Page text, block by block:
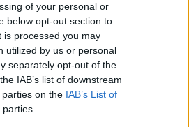
of your personal or
below opt-out section to
processed you may
utilized by us or personal
separately opt-out of the
IAB’s list of downstream
on the IAB’s List of